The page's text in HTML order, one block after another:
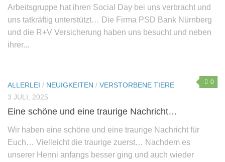
Neuigkeiten
Danksagungen
Verstorbene Tiere
Sie wollen helfen?
Mitglied werden
Erbschaft – Letzter Wille
Arbeitsgruppe hat ihren Social Day bei uns verbracht und
uns tatkräftig unterstützt… Die Firma PSD Bank Nürnberg
und die R+V Versicherung haben uns besucht und neben
ihrer...
0
ALLERLEI / NEUIGKEITEN / VERSTORBENE TIERE
3 JULI, 2025
Eine schöne und eine traurige Nachricht…
Wir haben eine schöne und eine traurige Nachricht für
Euch… Vielleicht die traurige zuerst… Nachdem es
unserer Henni anfangs besser ging und auch wieder